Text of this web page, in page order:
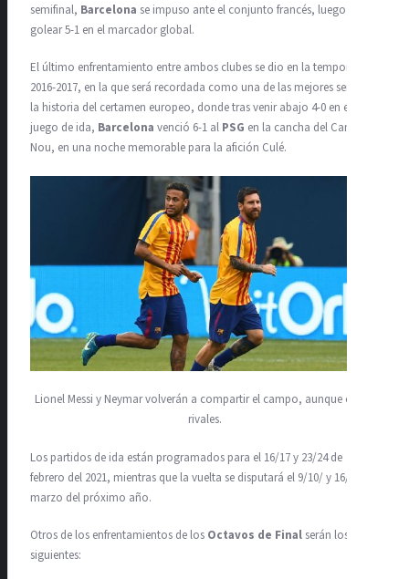
semifinal, Barcelona se impuso ante el conjunto francés, luego de
golear 5-1 en el marcador global.
El último enfrentamiento entre ambos clubes se dio en la temporada
2016-2017, en la que será recordada como una de las mejores series en
la historia del certamen europeo, donde tras venir abajo 4-0 en el
juego de ida, Barcelona venció 6-1 al PSG en la cancha del Camp
Nou, en una noche memorable para la afición Culé.
Lionel Messi y Neymar volverán a compartir el campo, aunque como
rivales.
Los partidos de ida están programados para el 16/17 y 23/24 de
febrero del 2021, mientras que la vuelta se disputará el 9/10/ y 16/17 de
marzo del próximo año.
Otros de los enfrentamientos de los Octavos de Final serán los
siguientes: